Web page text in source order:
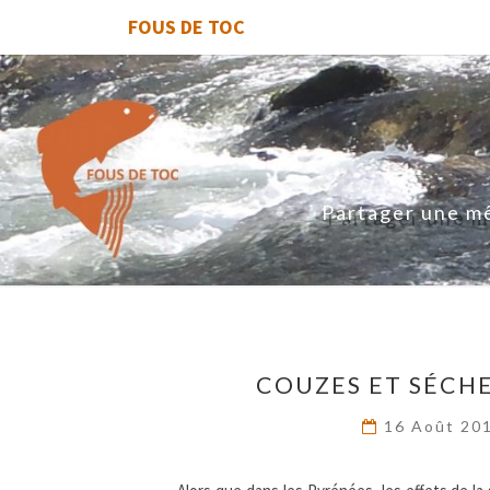
FOUS DE TOC
Partager une
COUZES ET
16 Août